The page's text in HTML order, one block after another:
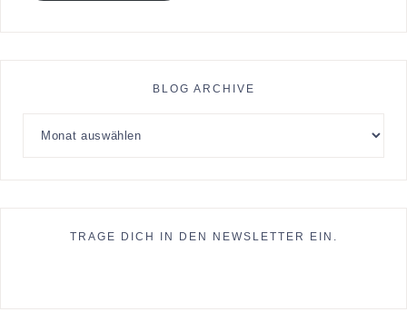
BLOG ARCHIVE
TRAGE DICH IN DEN NEWSLETTER EIN.